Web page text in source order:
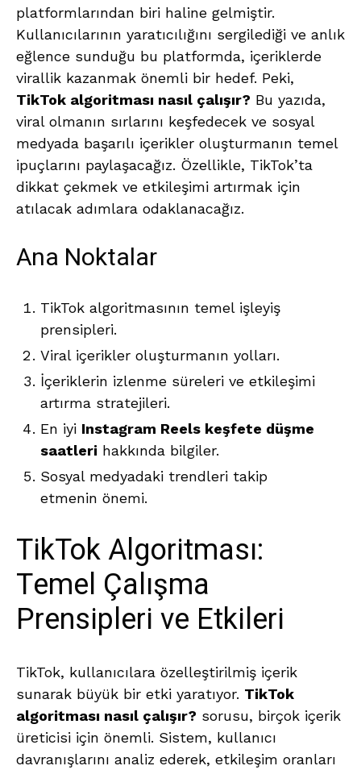
platformlarından biri haline gelmiştir.
Kullanıcılarının yaratıcılığını sergilediği ve anlık
eğlence sunduğu bu platformda, içeriklerde
virallik kazanmak önemli bir hedef. Peki,
TikTok algoritması nasıl çalışır? Bu yazıda,
viral olmanın sırlarını keşfedecek ve sosyal
medyada başarılı içerikler oluşturmanın temel
ipuçlarını paylaşacağız. Özellikle, TikTok’ta
dikkat çekmek ve etkileşimi artırmak için
atılacak adımlara odaklanacağız.
Ana Noktalar
TikTok algoritmasının temel işleyiş
prensipleri.
Viral içerikler oluşturmanın yolları.
İçeriklerin izlenme süreleri ve etkileşimi
artırma stratejileri.
En iyi Instagram Reels keşfete düşme
saatleri hakkında bilgiler.
Sosyal medyadaki trendleri takip
etmenin önemi.
TikTok Algoritması:
Temel Çalışma
Prensipleri ve Etkileri
TikTok, kullanıcılara özelleştirilmiş içerik
sunarak büyük bir etki yaratıyor. TikTok
algoritması nasıl çalışır? sorusu, birçok içerik
üreticisi için önemli. Sistem, kullanıcı
davranışlarını analiz ederek, etkileşim oranları